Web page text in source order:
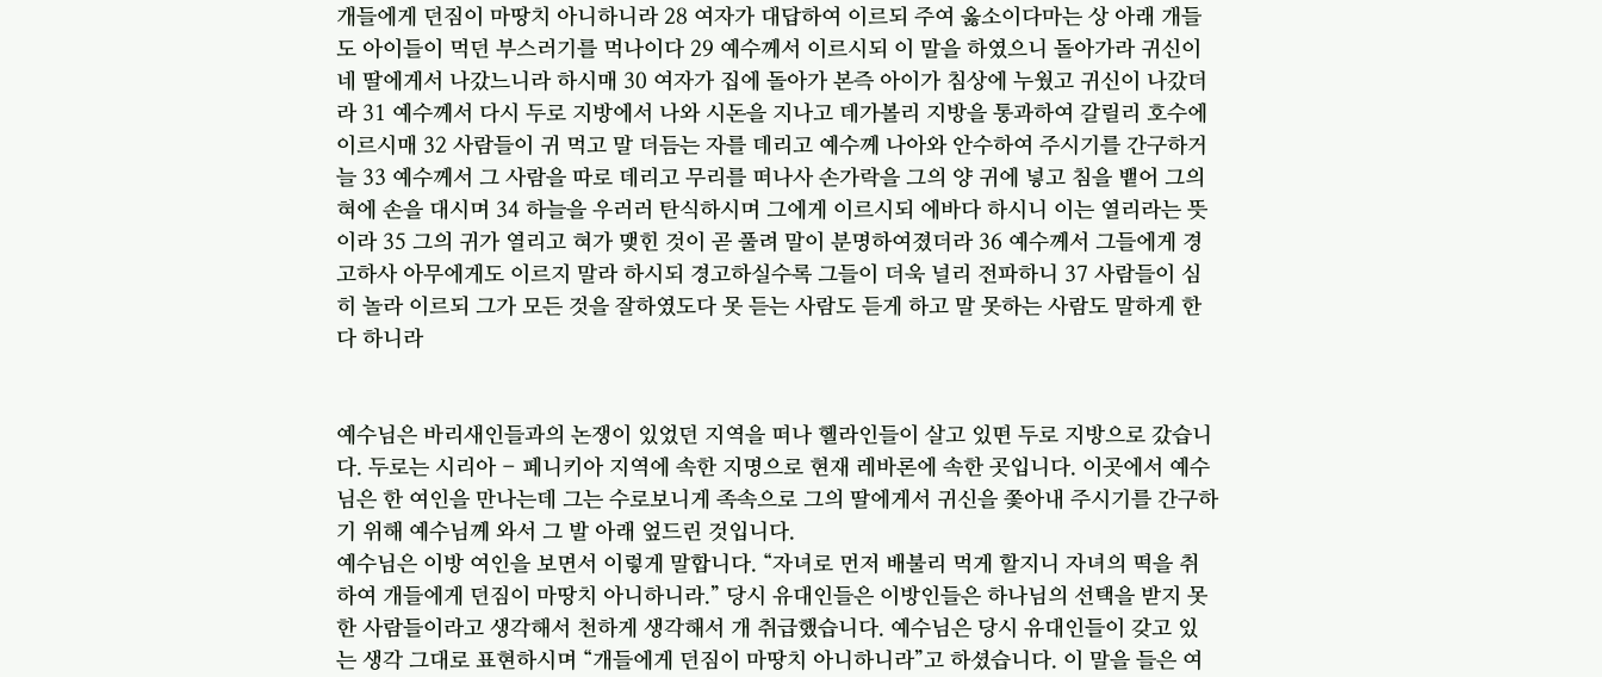
개들에게 던짐이 마땅치 아니하니라 28 여자가 대답하여 이르되 주여 옳소이다마는 상 아래 개들
도 아이들이 먹던 부스러기를 먹나이다 29 예수께서 이르시되 이 말을 하였으니 돌아가라 귀신이
네 딸에게서 나갔느니라 하시매 30 여자가 집에 돌아가 본즉 아이가 침상에 누웠고 귀신이 나갔더
라 31 예수께서 다시 두로 지방에서 나와 시돈을 지나고 데가볼리 지방을 통과하여 갈릴리 호수에
이르시매 32 사람들이 귀 먹고 말 더듬는 자를 데리고 예수께 나아와 안수하여 주시기를 간구하거
늘 33 예수께서 그 사람을 따로 데리고 무리를 떠나사 손가락을 그의 양 귀에 넣고 침을 뱉어 그의
혀에 손을 대시며 34 하늘을 우러러 탄식하시며 그에게 이르시되 에바다 하시니 이는 열리라는 뜻
이라 35 그의 귀가 열리고 혀가 맺힌 것이 곧 풀려 말이 분명하여졌더라 36 예수께서 그들에게 경
고하사 아무에게도 이르지 말라 하시되 경고하실수록 그들이 더욱 널리 전파하니 37 사람들이 심
히 놀라 이르되 그가 모든 것을 잘하였도다 못 듣는 사람도 듣게 하고 말 못하는 사람도 말하게 한
다 하니라
예수님은 바리새인들과의 논쟁이 있었던 지역을 떠나 헬라인들이 살고 있떤 두로 지방으로 갔습니
다. 두로는 시리아 - 페니키아 지역에 속한 지명으로 현재 레바론에 속한 곳입니다. 이곳에서 예수
님은 한 여인을 만나는데 그는 수로보니게 족속으로 그의 딸에게서 귀신을 쫓아내 주시기를 간구하
기 위해 예수님께 와서 그 발 아래 엎드린 것입니다.
예수님은 이방 여인을 보면서 이렇게 말합니다. “자녀로 먼저 배불리 먹게 할지니 자녀의 떡을 취
하여 개들에게 던짐이 마땅치 아니하니라.” 당시 유대인들은 이방인들은 하나님의 선택을 받지 못
한 사람들이라고 생각해서 천하게 생각해서 개 취급했습니다. 예수님은 당시 유대인들이 갖고 있
는 생각 그대로 표현하시며 “개들에게 던짐이 마땅치 아니하니라”고 하셨습니다. 이 말을 들은 여